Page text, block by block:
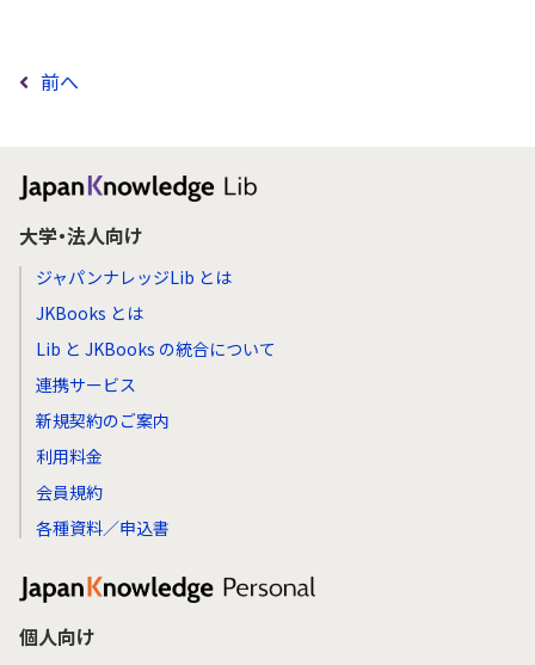
前へ
大学・法人向け
ジャパンナレッジLib とは
JKBooks とは
Lib と JKBooks の統合について
連携サービス
新規契約のご案内
利用料金
会員規約
各種資料／申込書
個人向け